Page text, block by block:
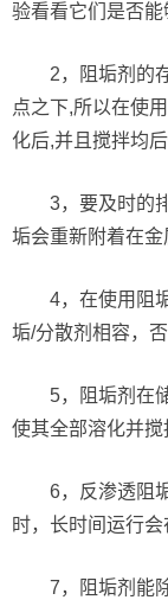
验看看它们是否能
2，阻垢剂的
点之下,所以在使
化后,并且搅拌均
3，要及时的
垢会重新附着在
4，在使用阻
垢/分散剂相容，
5，阻垢剂在
使其全部溶化并
6，反渗透阻
时，长时间运行
7，阻垢剂能